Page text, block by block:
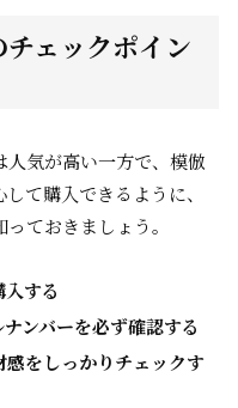
ェックポイン
気が高い一方で、模倣
て購入できるように、
ておきましょう。
する
ンバーを必ず確認する
をしっかりチェックす